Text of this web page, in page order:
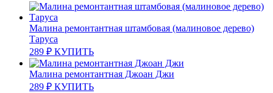
Малина ремонтантная штамбовая (малиновое дерево)
Таруса
289 ₽ КУПИТЬ
Малина ремонтантная Джоан Джи
289 ₽ КУПИТЬ